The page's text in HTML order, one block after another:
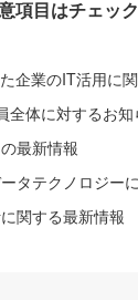
項目はチェッ
企業のIT活用に
全体に対するお知
最新情報
タテクノロジー
関する最新情報